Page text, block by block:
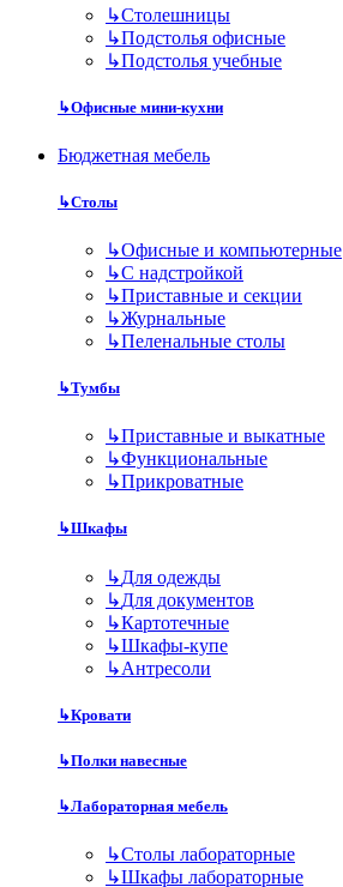
↳Столешницы
↳Подстолья офисные
↳Подстолья учебные
↳Офисные мини-кухни
Бюджетная мебель
↳Столы
↳Офисные и компьютерные
↳С надстройкой
↳Приставные и секции
↳Журнальные
↳Пеленальные столы
↳Тумбы
↳Приставные и выкатные
↳Функциональные
↳Прикроватные
↳Шкафы
↳Для одежды
↳Для документов
↳Картотечные
↳Шкафы-купе
↳Антресоли
↳Кровати
↳Полки навесные
↳Лабораторная мебель
↳Столы лабораторные
↳Шкафы лабораторные